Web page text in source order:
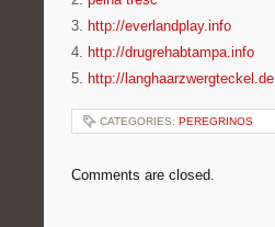
3. http://everlandplay.info
4. http://drugrehabtampa.info
5. http://langhaarzwergteckel.de
CATEGORIES: PEREGRINOS
Comments are closed.